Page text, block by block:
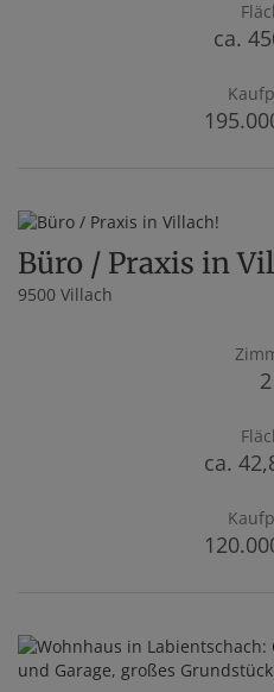
ca.
Büro / Praxis in
9500 Villach
2
ca.